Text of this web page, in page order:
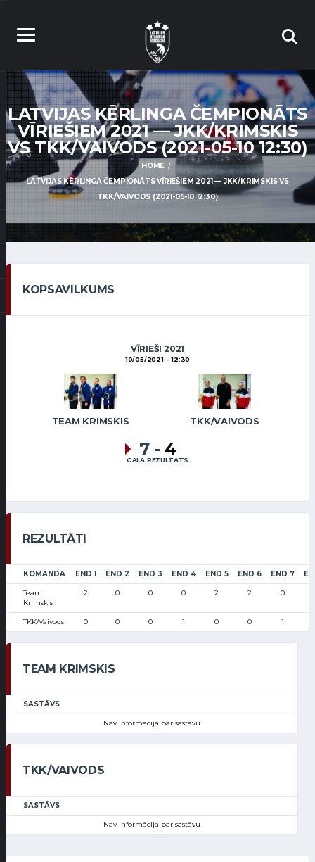
LATVIJAS KĒRLINGA ČEMPIONĀTS
VĪRIEŠIEM 2021 — JKK/KRIMSKIS
VS TKK/VAIVODS (2021-05-10 12:30)
HOME
LATVIJAS KĒRLINGA ČEMPIONĀTS VĪRIEŠIEM 2021 — JKK/KRIMSKIS VS
TKK/VAIVODS (2021-05-10 12:30)
KOPSAVILKUMS
VĪRIEŠI 2021
10/05/2021 12:30
TEAM KRIMSKIS TKK/VAIVODS
7 - 4
GALA REZULTĀTS
REZULTĀTI
KOMANDA END 1 END 2 END 3 END 4 END 5 END 6 END 7
Team
Krimskis
2 0 0 0 2 2 0
TKK/Vaivods 0 0 0 1 0 0 1
TEAM KRIMSKIS
SASTĀVS
Nav informācija par sastāvu
TKK/VAIVODS
SASTĀVS
Nav informācija par sastāvu